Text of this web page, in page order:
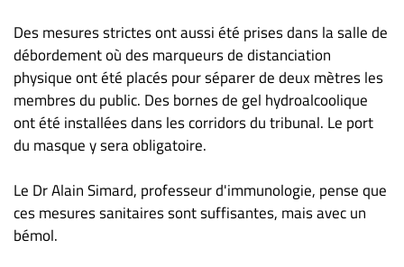
Des mesures strictes ont aussi été prises dans la salle de
débordement où des marqueurs de distanciation
physique ont été placés pour séparer de deux mètres les
membres du public. Des bornes de gel hydroalcoolique
ont été installées dans les corridors du tribunal. Le port
du masque y sera obligatoire.
Le Dr Alain Simard, professeur d'immunologie, pense que
ces mesures sanitaires sont suffisantes, mais avec un
bémol.